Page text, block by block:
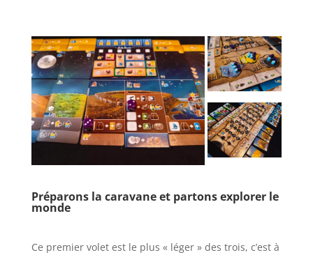
Préparons la caravane et partons explorer le
monde
Ce premier volet est le plus « léger » des trois, c’est à